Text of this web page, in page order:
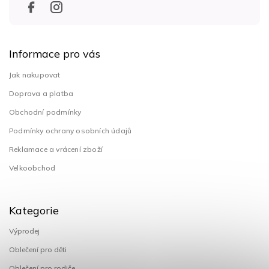
Informace pro vás
Jak nakupovat
Doprava a platba
Obchodní podmínky
Podmínky ochrany osobních údajů
Reklamace a vrácení zboží
Velkoobchod
Kategorie
Výprodej
Oblečení pro děti